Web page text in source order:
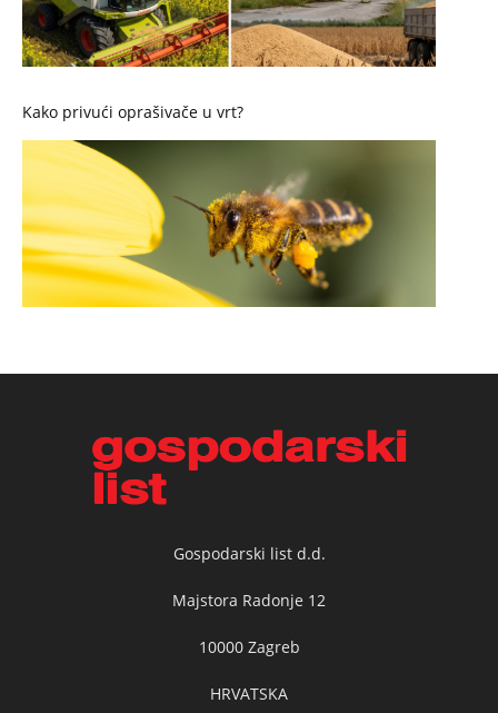
Kako privući oprašivače u vrt?
Gospodarski list d.d.
Majstora Radonje 12
10000 Zagreb
HRVATSKA